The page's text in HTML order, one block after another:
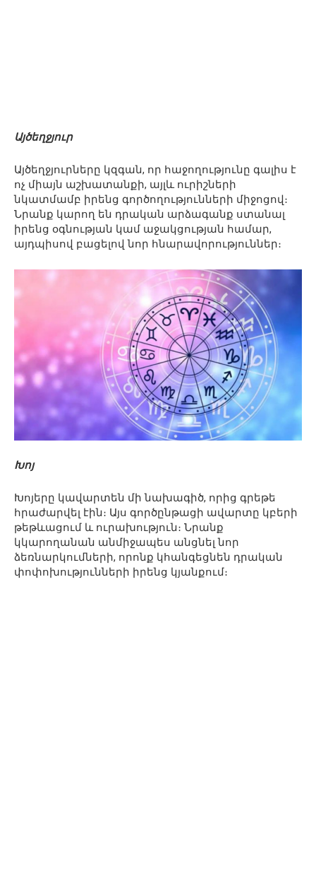
Այծեղջյուր
Այծեղջյուրները կզգան, որ հաջողությունը գալիս է
ոչ միայն աշխատանքի, այլև ուրիշների
նկատմամբ իրենց գործողությունների միջոցով։
Նրանք կարող են դրական արձագանք ստանալ
իրենց օգնության կամ աջակցության համար,
այդպիսով բացելով նոր հնարավորություններ։
Խոյ
Խոյերը կավարտեն մի նախագիծ, որից գրեթե
հրաժարվել էին։ Այս գործընթացի ավարտը կբերի
թեթևացում և ուրախություն։ Նրանք
կկարողանան անմիջապես անցնել նոր
ձեռնարկումների, որոնք կհանգեցնեն դրական
փոփոխությունների իրենց կյանքում։